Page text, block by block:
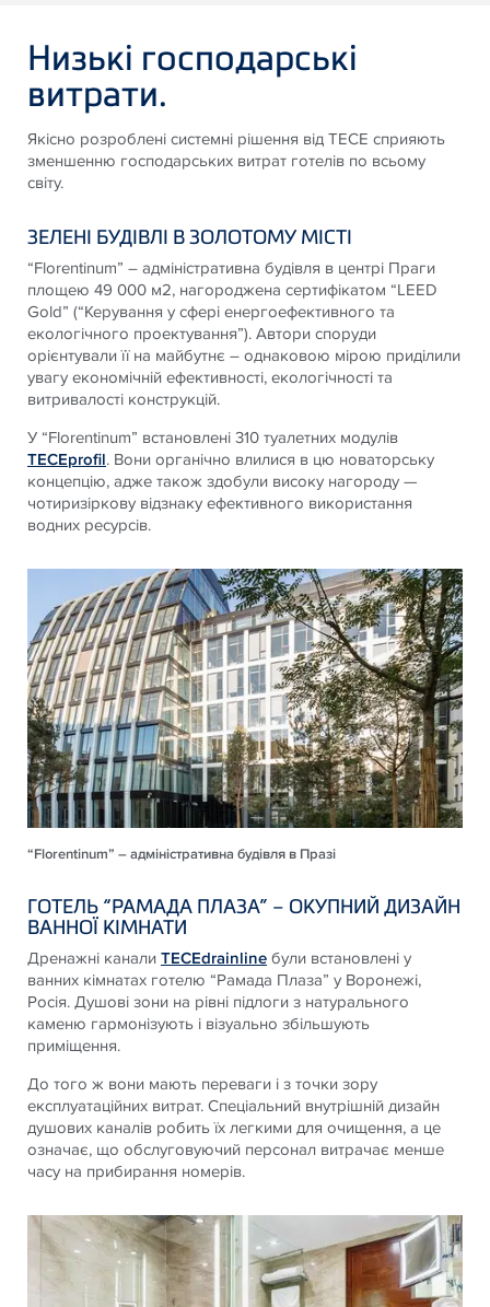
Низькі господарські
витрати.
Якісно розроблені системні рішення від ТЕСЕ сприяють
зменшенню господарських витрат готелів по всьому
світу.
ЗЕЛЕНІ БУДІВЛІ В ЗОЛОТОМУ МІСТІ
“Florentinum” – адміністративна будівля в центрі Праги
площею 49 000 м2, нагороджена сертифікатом “LEED
Gold” (“Керування у сфері енергоефективного та
екологічного проектування”). Автори споруди
орієнтували її на майбутнє – однаковою мірою приділили
увагу економічній ефективності, екологічності та
витривалості конструкцій.
У “Florentinum” встановлені 310 туалетних модулів
TECEprofil. Вони органічно влилися в цю новаторську
концепцію, адже також здобули високу нагороду —
чотиризіркову відзнаку ефективного використання
водних ресурсів.
“Florentinum” – адміністративна будівля в Празі
ГОТЕЛЬ “РАМАДА ПЛАЗА” – ОКУПНИЙ ДИЗАЙН
ВАННОЇ КІМНАТИ
Дренажні каналиTECEdrainlineбули встановлені у
ванних кімнатах готелю “Рамада Плаза” у Воронежі,
Росія. Душові зони на рівні підлоги з натурального
каменю гармонізують і візуально збільшують
приміщення.
До того ж вони мають переваги і з точки зору
експлуатаційних витрат. Спеціальний внутрішній дизайн
душових каналів робить їх легкими для очищення, а це
означає, що обслуговуючий персонал витрачає менше
часу на прибирання номерів.